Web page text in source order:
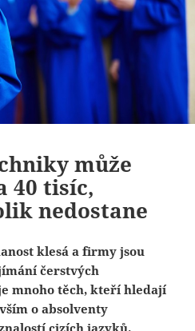
může
40 tisíc,
nedostane
klesá a firmy jsou
čerstvých
mnoho těch, kteří hledají
o absolventy
cizích jazyků.